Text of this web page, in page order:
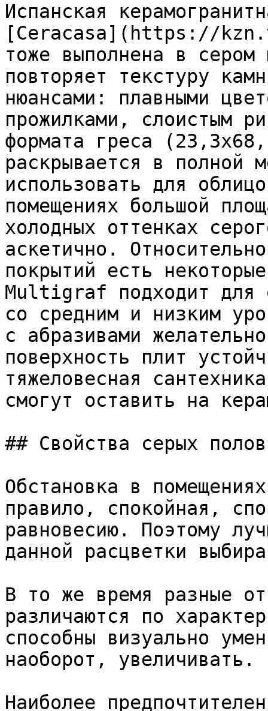
Испанская
[Ceracasa](https://
тоже выполнена в
повторяет текстуру
нюансами: плавными
прожилками, слоистым
формата греса
раскрывается в полной
использовать для
помещениях большой
холодных оттенках
аскетично.
покрытий есть
Multigraf подходит для
со средним и низким
с абразивами
поверхность плит
тяжеловесная
смогут оставить на
## Свойства серых полов
Обстановка в
правило, спокойная,
равновесию. Поэтому
данной расцветки
В то же время разные
различаются по
способны визуально
наоборот, увеличивать.
Наиболее